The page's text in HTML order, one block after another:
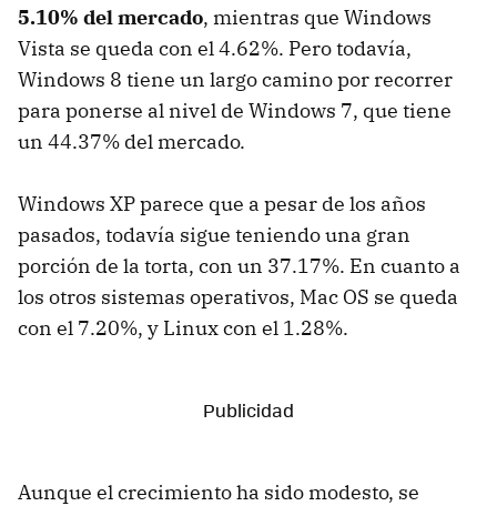
5.10% del mercado, mientras que Windows
Vista se queda con el 4.62%. Pero todavía,
Windows 8 tiene un largo camino por recorrer
para ponerse al nivel de Windows 7, que tiene
un 44.37% del mercado.
Windows XP parece que a pesar de los años
pasados, todavía sigue teniendo una gran
porción de la torta, con un 37.17%. En cuanto a
los otros sistemas operativos, Mac OS se queda
con el 7.20%, y Linux con el 1.28%.
Aunque el crecimiento ha sido modesto, se